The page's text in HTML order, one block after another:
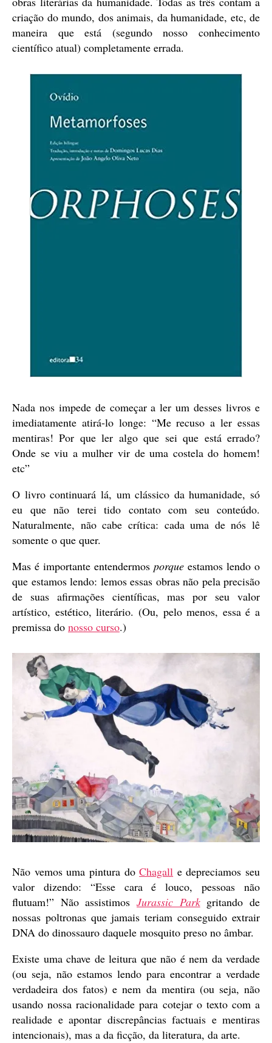
criação do mundo, dos animais, da humanidade, etc, de
maneira que está (segundo nosso conhecimento
científico atual) completamente errada.
Nada nos impede de começar a ler um desses livros e
imediatamente atirá-lo longe: “Me recuso a ler essas
mentiras! Por que ler algo que sei que está errado?
Onde se viu a mulher vir de uma costela do homem!
etc”
O livro continuará lá, um clássico da humanidade, só
eu que não terei tido contato com seu conteúdo.
Naturalmente, não cabe crítica: cada uma de nós lê
somente o que quer.
Mas é importante entendermos porque estamos lendo o
que estamos lendo: lemos essas obras não pela precisão
de suas afirmações científicas, mas por seu valor
artístico, estético, literário. (Ou, pelo menos, essa é a
premissa do nosso curso.)
Não vemos uma pintura doChagall e depreciamos seu
valor dizendo: “Esse cara é louco, pessoas não
flutuam!” Não assistimos Jurassic Parkgritando de
nossas poltronas que jamais teriam conseguido extrair
DNA do dinossauro daquele mosquito preso no âmbar.
Existe uma chave de leitura que não é nem da verdade
(ou seja, não estamos lendo para encontrar a verdade
verdadeira dos fatos) e nem da mentira (ou seja, não
usando nossa racionalidade para cotejar o texto com a
realidade e apontar discrepâncias factuais e mentiras
intencionais), mas a da ficção, da literatura, da arte.